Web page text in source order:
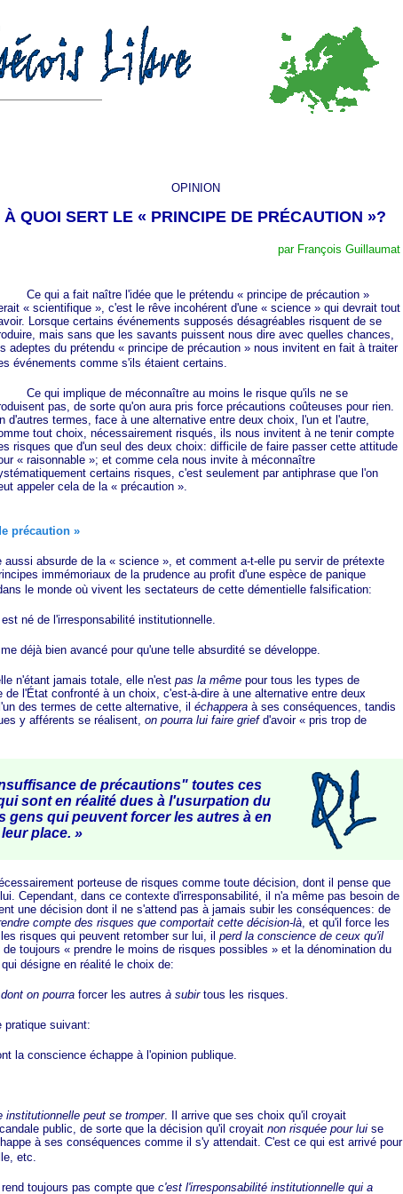
OPINION
À QUOI SERT LE « PRINCIPE DE PRÉCAUTION »?
par François Guillaumat
qui a fait naître l'idée que le prétendu « principede précaution »
« scientifique », c'est le rêve incohérent d'une « science »qui devrait tout
Lorsque certains événements supposés désagréables risquent de se
mais sans que les savants puissent nous dire avec quelles chances,
adeptes du prétendu « principede précaution »nous invitent en fait à traiter
événements comme s'ils étaient certains.
qui implique de méconnaître au moins le risque qu'ils ne se
pas, de sorte qu'on aura pris force précautions coûteuses pour rien.
d'autres termes, face à une alternative entre deux choix, l'un et l'autre,
tout choix, nécessairement risqués, ils nous invitent à ne tenir compte
risques que d'un seul des deux choix: difficile de faire passer cette attitude
« raisonnable »; et comme cela nous invite à méconnaître
certains risques, c'est seulement par antiphrase que l'on
appeler cela de la « précaution ».
précaution »
absurde de la « science », et comment a-t-elle pu servir de prétexte
immémoriaux de la prudence au profit d'une espèce de panique
le monde où vivent les sectateurs de cette démentielle falsification:
né de l'irresponsabilité institutionnelle.
bien avancé pour qu'une telle absurdité se développe.
jamais totale, elle n'est pas la mêmepour tous les types de
l'État confronté à un choix, c'est-à-dire à une alternative entre deux
des termes de cette alternative, il échapperaà ses conséquences, tandis
y afférents se réalisent, on pourra lui faire griefd'avoir « pris trop de
de précautions" toutes ces
sont en réalité dues à l'usurpation du
gens qui peuvent forcer les autres à en
leurplace. »
porteuse de risques comme toute décision, dont il pense que
Cependant, dans ce contexte d'irresponsabilité, il n'a même pas besoin de
une décision dont il ne s'attend pas à jamais subir les conséquences: de
compte des risques que comportait cette décision-là, et qu'il force les
les risques qui peuvent retomber sur lui, il perd la conscience de ceux qu'il
toujours « prendrele moins de risques possibles »et la dénomination du
désigne en réalité le choix de:
on pourraforcer les autres à subir tous les risques.
suivant:
la conscience échappe à l'opinion publique.
institutionnelle peut se tromper. Il arrive que ses choix qu'il croyait
public, de sorte que la décision qu'il croyaitnon risquée pour lui se
à ses conséquences comme il s'y attendait. C'est ce qui est arrivé pour
etc.
toujours pas compte quec'est l'irresponsabilité institutionnelle qui a